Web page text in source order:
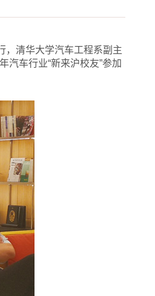
，清华大学汽车工程系副主
汽车行业“新来沪校友”参加